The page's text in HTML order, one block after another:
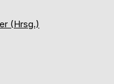
(Hrsg.)